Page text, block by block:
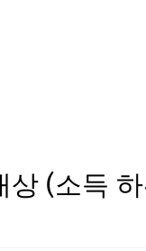
(소득 하